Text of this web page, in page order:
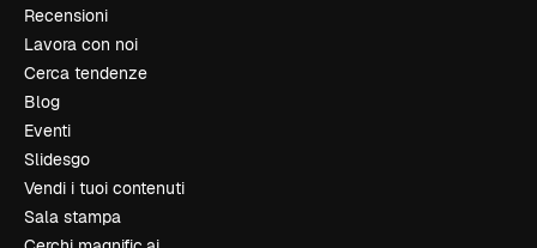
Recensioni
Lavora con noi
Cerca tendenze
Blog
Eventi
Slidesgo
Vendi i tuoi contenuti
Sala stampa